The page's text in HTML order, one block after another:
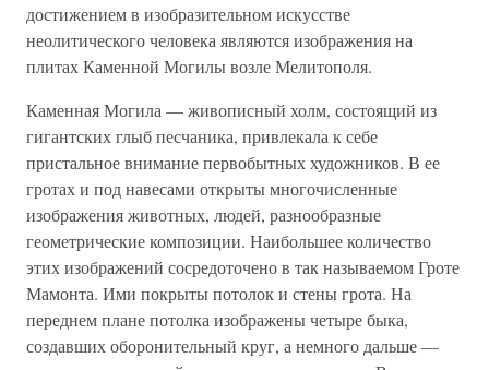
достижением в изобразительном искусстве
неолитического человека являются изображения на
плитах Каменной Могилы возле Мелитополя.
Каменная Могила — живописный холм, состоящий из
гигантских глыб песчаника, привлекала к себе
пристальное внимание первобытных художников. В ее
гротах и под навесами открыты многочисленные
изображения животных, людей, разнообразные
геометрические композиции. Наибольшее количество
этих изображений сосредоточено в так называемом Гроте
Мамонта. Ими покрыты потолок и стены грота. На
переднем плане потолка изображены четыре быка,
создавших оборонительный круг, а немного дальше —